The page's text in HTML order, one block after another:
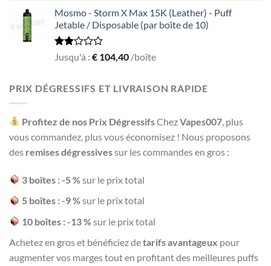
out
of 5
Mosmo - Storm X Max 15K (Leather) - Puff
Jetable / Disposable (par boîte de 10)
Rated
of 5
Jusqu'à : € 104,40 /boîte
PRIX DÉGRESSIFS ET LIVRAISON RAPIDE
Profitez de nos Prix DégressifsChezVapes007 , plus
vous commandez, plus vous économisez ! Nous proposons
des remises dégressivessur les commandes en gros :
3 boîtes : -5 %sur le prix total
5 boîtes : -9 %sur le prix total
10 boîtes : -13 %sur le prix total
Achetez en gros et bénéficiez detarifs avantageux pour
augmenter vos marges tout en profitant des meilleures puffs